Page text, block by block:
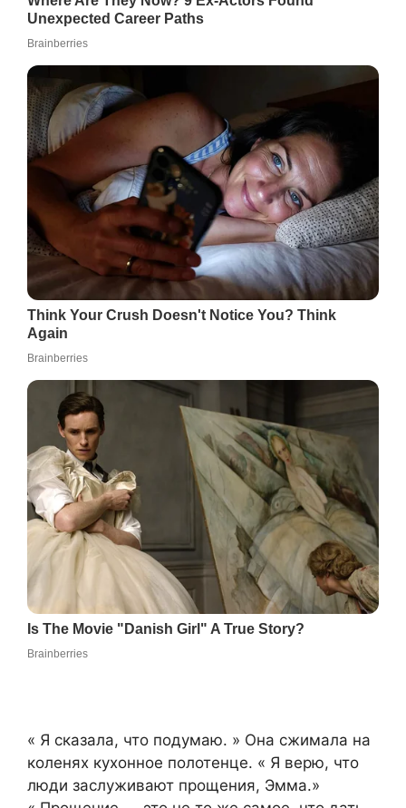
« Я сказала, что подумаю. » Она сжимала на
коленях кухонное полотенце. « Я верю, что
люди заслуживают прощения, Эмма.»